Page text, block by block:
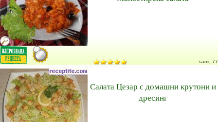
sami_77
Салата Цезар с домашни крутони и
дресинг